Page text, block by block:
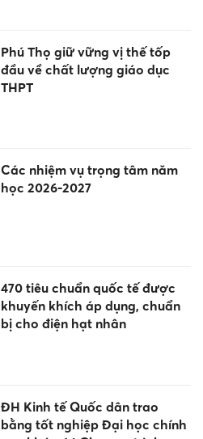
Phú Thọ giữ vững vị thế tốp
đầu về chất lượng giáo dục
THPT
Các nhiệm vụ trọng tâm năm
học 2026-2027
470 tiêu chuẩn quốc tế được
khuyến khích áp dụng, chuẩn
bị cho điện hạt nhân
ĐH Kinh tế Quốc dân trao
bằng tốt nghiệp Đại học chính